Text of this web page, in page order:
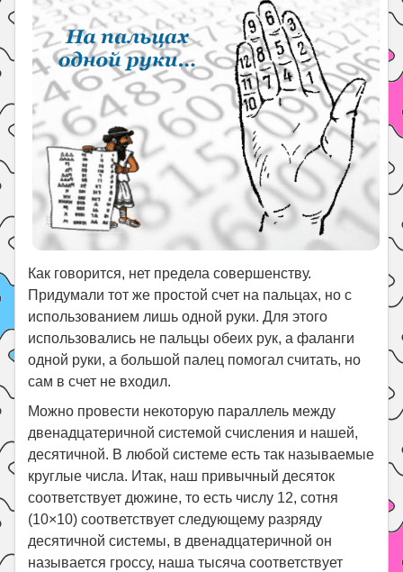
Как говорится, нет предела совершенству.
Придумали тот же простой счет на пальцах, но с
использованием лишь одной руки. Для этого
использовались не пальцы обеих рук, а фаланги
одной руки, а большой палец помогал считать, но
сам в счет не входил.
Можно провести некоторую параллель между
двенадцатеричной системой счисления и нашей,
десятичной. В любой системе есть так называемые
круглые числа. Итак, наш привычный десяток
соответствует дюжине, то есть числу 12, сотня
(10×10) соответствует следующему разряду
десятичной системы, в двенадцатеричной он
называется гроссу, наша тысяча соответствует